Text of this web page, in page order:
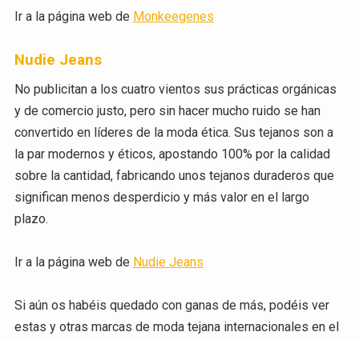
Ir a la página web de Monkeegenes
Nudie Jeans
No publicitan a los cuatro vientos sus prácticas orgánicas
y de comercio justo, pero sin hacer mucho ruido se han
convertido en líderes de la moda ética. Sus tejanos son a
la par modernos y éticos, apostando 100% por la calidad
sobre la cantidad, fabricando unos tejanos duraderos que
significan menos desperdicio y más valor en el largo
plazo.
Ir a la página web de Nudie Jeans
Si aún os habéis quedado con ganas de más, podéis ver
estas y otras marcas de moda tejana internacionales en el